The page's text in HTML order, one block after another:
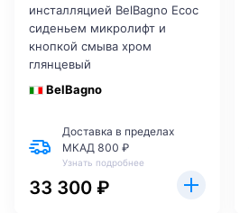
инсталляцией BelBagno Ecoс
сиденьем микролифт и
кнопкой смыва хром
глянцевый
BelBagno
Доставка в пределах
МКАД 800 ₽
Узнать подробнее
33 300 ₽